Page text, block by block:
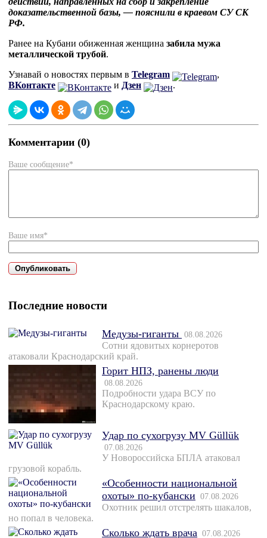
доказательственной базы, — пояснили в краевом СУ СК
РФ.
Ранее на Кубани обиженная женщина забила мужа
металлической трубой.
Узнавай о новостях первым в Telegram
,
ВКонтакте
и Дзен .
Комментарии (0)
Ваше сообщение*
Ваше имя*
Последние новости
Медузы-гиганты 08.08.2026
Сотни ядовитых корнеротов
атаковали Краснодарский край.
Горит НПЗ, ранены люди
08.08.2026
Подробности удара ВСУ по
Краснодарскому краю.
Удар по сухогрузу MV Güllük
07.08.2026
У Новороссийска БПЛА атаковал
грузовой корабль.
«Особенности национальной
охоты» по-кубански 07.08.2026
Охотник решил отстрелять шакалов,
но попал в человека.
Сколько ждать врача 07.08.2026